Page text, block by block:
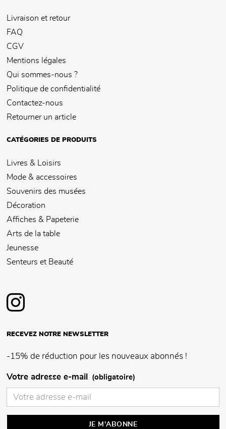
Livraison et retour
FAQ
CGV
Mentions légales
Qui sommes-nous ?
Politique de confidentialité
Contactez-nous
Retourner un article
CATÉGORIES DE PRODUITS
Livres & Loisirs
Mode & accessoires
Souvenirs des musées
Décoration
Affiches & Papeterie
Arts de la table
Jeunesse
Senteurs et Beauté
RECEVEZ NOTRE NEWSLETTER
-15% de réduction pour les nouveaux abonnés !
Votre adresse e-mail (obligatoire)